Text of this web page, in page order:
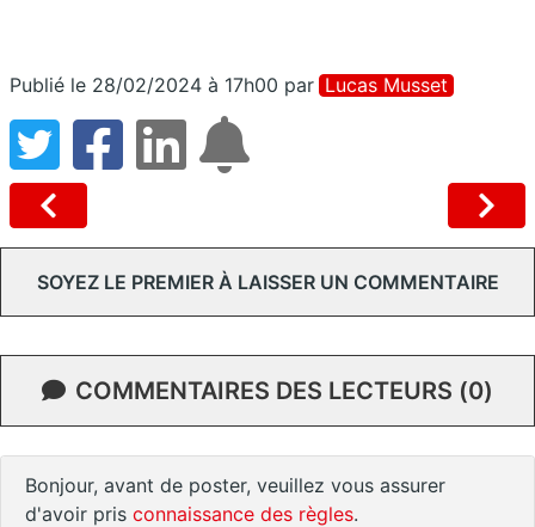
Publié le 28/02/2024 à 17h00 par Lucas Musset
SOYEZ LE PREMIER À LAISSER UN COMMENTAIRE
COMMENTAIRES DES LECTEURS (0)
Bonjour, avant de poster, veuillez vous assurer
d'avoir pris connaissance des règles.